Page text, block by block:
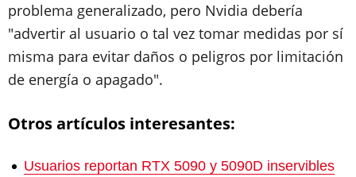
problema generalizado, pero Nvidia debería
"advertir al usuario o tal vez tomar medidas por sí
misma para evitar daños o peligros por limitación
de energía o apagado".
Otros artículos interesantes:
Usuarios reportan RTX 5090 y 5090D inservibles